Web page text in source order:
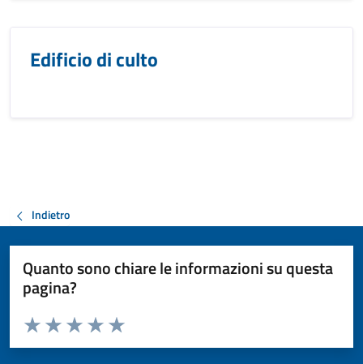
Edificio di culto
Indietro
Quanto sono chiare le informazioni su questa
pagina?
Valuta da 1 a 5 stelle la pagina
Valuta 5 stelle su 5
Valuta 4 stelle su 5
Valuta 3 stelle su 5
Valuta 2 stelle su 5
Valuta 1 stelle su 5